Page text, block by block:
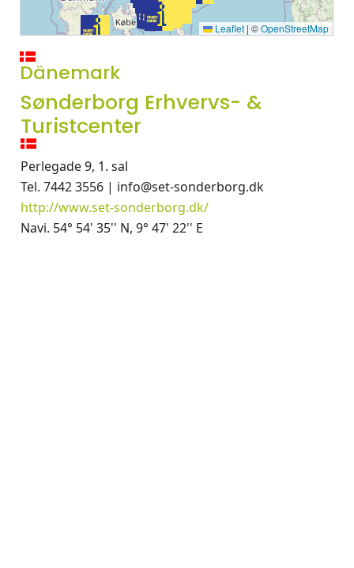
Leaflet | ©OpenStreetMap
Dänemark
Sønderborg Erhvervs- &
Turistcenter
Perlegade 9, 1. sal
Tel. 7442 3556 | info@set-sonderborg.dk
http://www.set-sonderborg.dk/
Navi. 54° 54' 35'' N, 9° 47' 22'' E